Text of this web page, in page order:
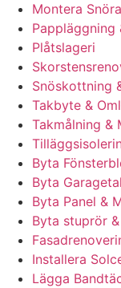
Montera
Pappläggning
Plåtslageri
Snöskottning
Takbyte &
Takmålning &
Byta
Byta
Byta Panel &
Byta stuprör
Installera
Lägga